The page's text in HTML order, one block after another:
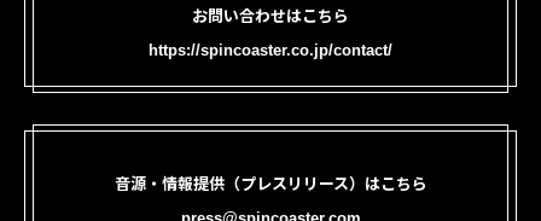
お問い合わせはこちら
https://spincoaster.co.jp/contact/
音源・情報提供（プレスリリース）はこちら